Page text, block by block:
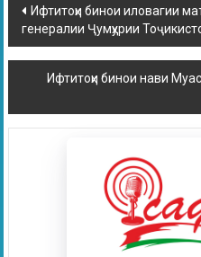
Ифтитоҳи бинои иловагии
генералии Ҷумҳурии
Ифтитоҳи бинои нави